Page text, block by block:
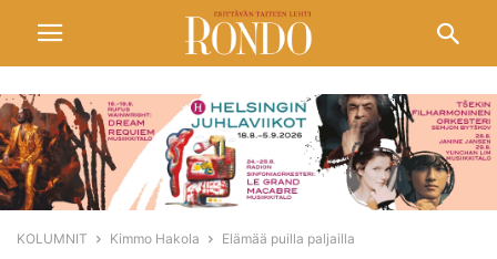
KOLUMNIT Kimmo Hakola Elämää puilla paljailla